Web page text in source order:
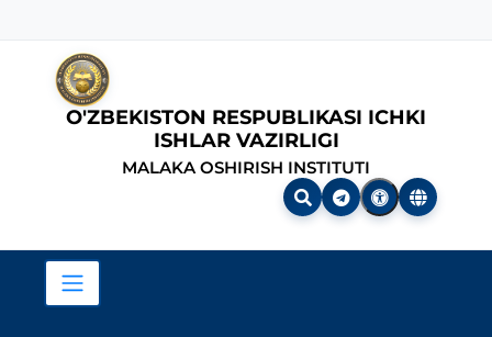
O'ZBEKISTON RESPUBLIKASI ICHKI
ISHLAR VAZIRLIGI
MALAKA OSHIRISH INSTITUTI